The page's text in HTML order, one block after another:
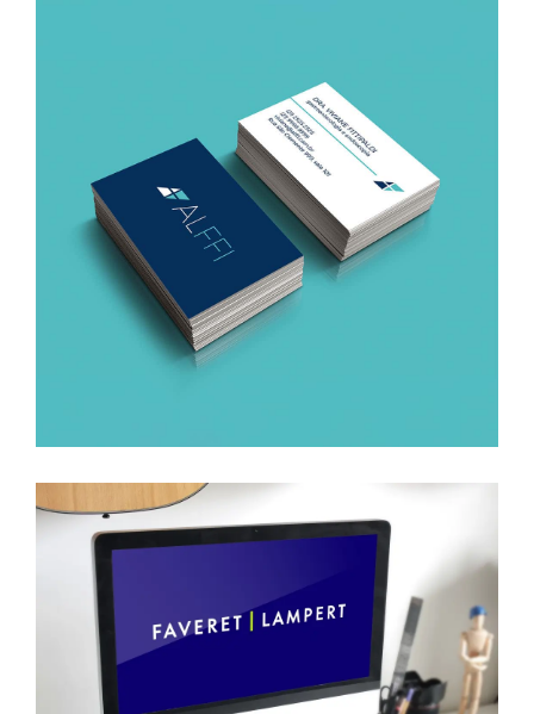
Alffi – Clínica Médica Multidisciplinar
Faveret | Lampert